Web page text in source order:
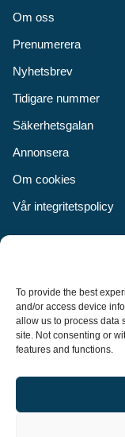
To provide the best
and/or access device
allow us to process data
site. Not consenting or
features and functions.
Om oss
Prenumerera
Nyhetsbrev
Tidigare nummer
Säkerhetsgalan
Annonsera
Om cookies
Vår integritetspolicy
Instagram
LinkedIn
Säkerhet år 2003 för